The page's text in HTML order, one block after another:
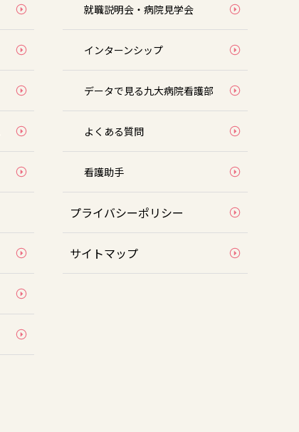
就職説明会・病院見学会
インターンシップ
データで見る九大病院看護部
よくある質問
看護助⼿
プライバシーポリシー
サイトマップ